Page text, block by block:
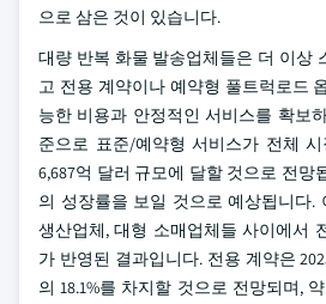
으로 삼은 것이 있습니다.
대량 반복 화물 발송업체들은 더 이상
고 전용 계약이나 예약형 풀트럭로드
능한 비용과 안정적인 서비스를 확보
준으로 표준/예약형 서비스가 전체 시
6,687억 달러 규모에 달할 것으로 전망
의 성장률을 보일 것으로 예상됩니다.
생산업체, 대형 소매업체들 사이에서
가 반영된 결과입니다. 전용 계약은
의 18.1%를 차지할 것으로 전망되며,